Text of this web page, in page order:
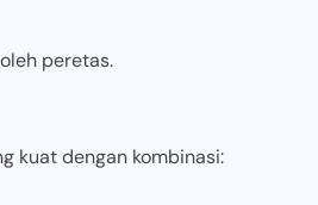
peretas.
kuat dengan kombinasi: